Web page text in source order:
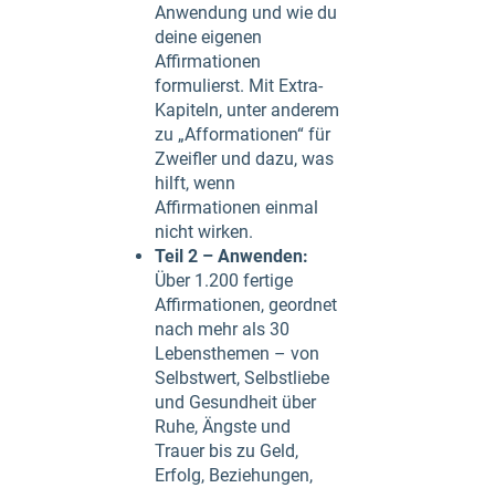
Anwendung und wie du
deine eigenen
Affirmationen
formulierst. Mit Extra-
Kapiteln, unter anderem
zu „Afformationen“ für
Zweifler und dazu, was
hilft, wenn
Affirmationen einmal
nicht wirken.
Teil 2 – Anwenden:
Über 1.200 fertige
Affirmationen, geordnet
nach mehr als 30
Lebensthemen – von
Selbstwert, Selbstliebe
und Gesundheit über
Ruhe, Ängste und
Trauer bis zu Geld,
Erfolg, Beziehungen,